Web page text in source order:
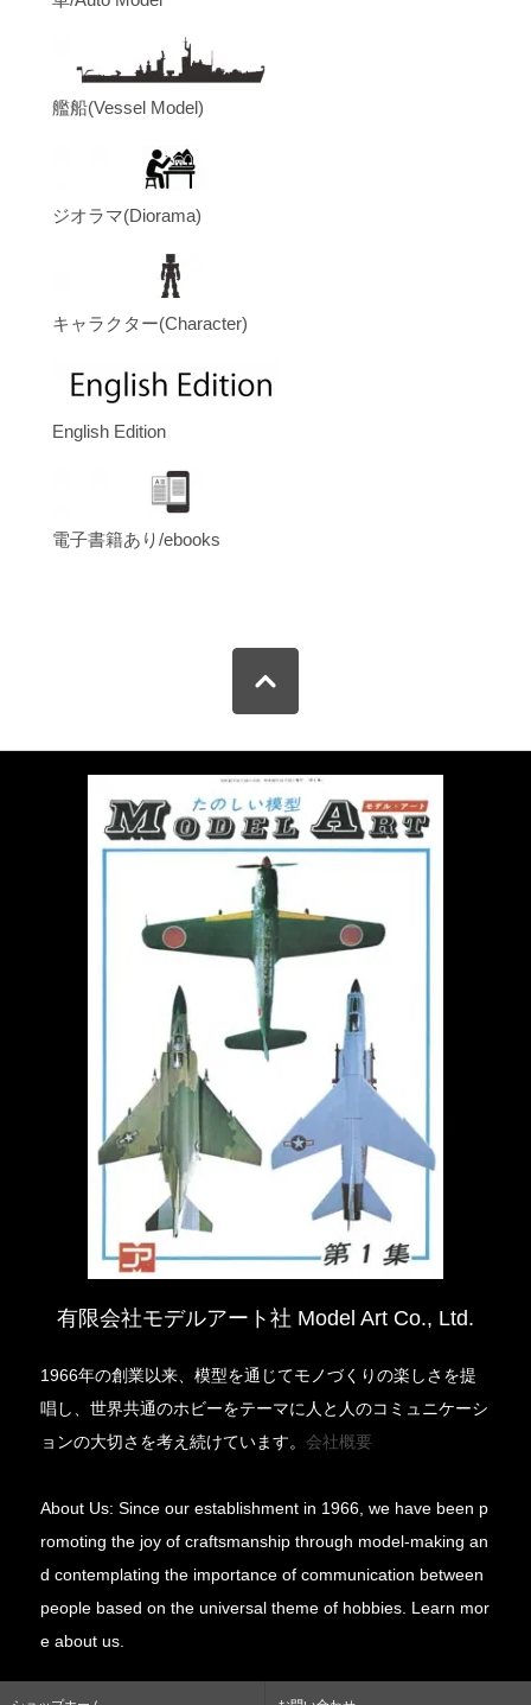
艦船(Vessel Model)
ジオラマ(Diorama)
キャラクター(Character)
English Edition
電子書籍あり/ebooks
有限会社モデルアート社 Model Art Co., Ltd.
1966年の創業以来、模型を通じてモノづくりの楽しさを提
唱し、世界共通のホビーをテーマに人と人のコミュニケーシ
ョンの大切さを考え続けています。会社概要
About Us: Since our establishment in 1966, we have been p
romoting the joy of craftsmanship through model-making an
d contemplating the importance of communication between
people based on the universal theme of hobbies. Learn mor
e about us.